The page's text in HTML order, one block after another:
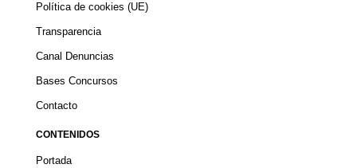
Política de cookies (UE)
Transparencia
Canal Denuncias
Bases Concursos
Contacto
CONTENIDOS
Portada